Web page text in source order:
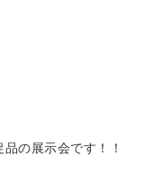
の展示会です！！